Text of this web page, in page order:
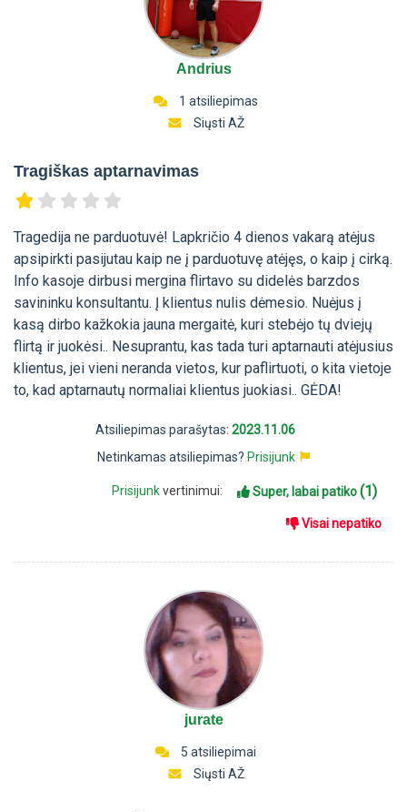
Andrius
1 atsiliepimas
Siųsti AŽ
Tragiškas aptarnavimas
Tragedija ne parduotuvė! Lapkričio 4 dienos vakarą atėjus
apsipirkti pasijutau kaip ne į parduotuvę atėjęs, o kaip į cirką.
Info kasoje dirbusi mergina flirtavo su didelės barzdos
savininku konsultantu. Į klientus nulis dėmesio. Nuėjus į
kasą dirbo kažkokia jauna mergaitė, kuri stebėjo tų dviejų
flirtą ir juokėsi.. Nesuprantu, kas tada turi aptarnauti atėjusius
klientus, jei vieni neranda vietos, kur paflirtuoti, o kita vietoje
to, kad aptarnautų normaliai klientus juokiasi.. GĖDA!
Atsiliepimas parašytas: 2023.11.06
Netinkamas atsiliepimas? Prisijunk
Prisijunkvertinimui: Super, labai patiko(1)
Visai nepatiko
jurate
5 atsiliepimai
Siųsti AŽ